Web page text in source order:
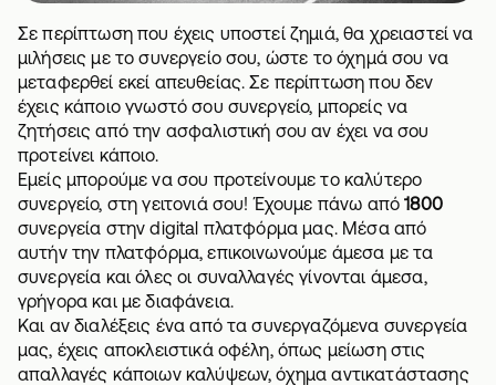
Σε περίπτωση που έχεις υποστεί ζημιά, θα χρειαστεί να
μιλήσεις με το συνεργείο σου, ώστε το όχημά σου να
μεταφερθεί εκεί απευθείας. Σε περίπτωση που δεν
έχεις κάποιο γνωστό σου συνεργείο, μπορείς να
ζητήσεις από την ασφαλιστική σου αν έχει να σου
προτείνει κάποιο.
Εμείς μπορούμε να σου προτείνουμε το καλύτερο
συνεργείο, στη γειτονιά σου! Έχουμε πάνω από1800
συνεργεία στην digital πλατφόρμα μας. Μέσα από
αυτήν την πλατφόρμα, επικοινωνούμε άμεσα με τα
συνεργεία και όλες οι συναλλαγές γίνονται άμεσα,
γρήγορα και με διαφάνεια.
Και αν διαλέξεις ένα απότα συνεργαζόμενα συνεργεία
μας, έχεις αποκλειστικά οφέλη, όπως μείωση στις
απαλλαγές κάποιων καλύψεων, όχημα αντικατάστασης